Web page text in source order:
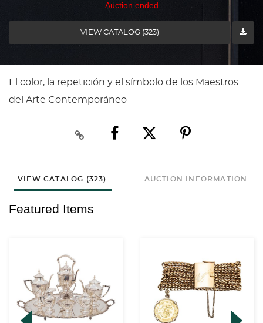
Auction ended
VIEW CATALOG (323)
El color, la repetición y el símbolo de los Maestros
del Arte Contemporáneo
VIEW CATALOG (323) AUCTION INFORMATION
Featured Items